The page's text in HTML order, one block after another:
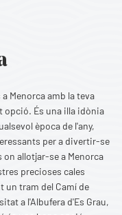
Menorca amb la teva
opció. És una illa idònia
època de l'any,
per a divertir-se
allotjar-se a Menorca
precioses cales
un tram del Camí de
a l'Albufera d'Es Grau,